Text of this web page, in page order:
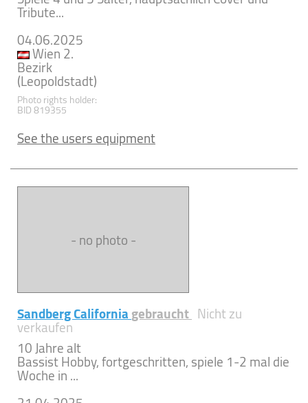
Tribute...
04.06.2025
Wien 2.
Bezirk
(Leopoldstadt)
Photo rights holder:
BID 819355
See the users equipment
- no photo -
Sandberg Californiagebraucht Nicht zu
verkaufen
10 Jahre alt
Bassist Hobby, fortgeschritten, spiele 1-2 mal die
Woche in ...